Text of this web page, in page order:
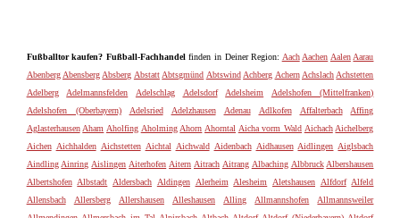
Fußballtor kaufen? Fußball-Fachhandelfinden in Deiner Region: Aach Aachen Aalen Aarau
Abenberg Abensberg Absberg Abstatt Abtsgmünd Abtswind Achberg Achern Achslach Achstetten
Adelberg
Adelmannsfelden Adelschlag Adelsdorf Adelsheim
Adelshofen (Mittelfranken)
Adelshofen (Oberbayern)
Adelsried Adelzhausen Adenau Adlkofen Affalterbach
Affing
Aglasterhausen Aham Aholfing Aholming Ahorn Ahorntal Aicha vorm Wald Aichach Aichelberg
Aichen Aichhalden Aichstetten Aichtal Aichwald Aidenbach Aidhausen Aidlingen Aiglsbach
Aindling Ainring Aislingen Aiterhofen Aitern Aitrach Aitrang Albaching Albbruck Albershausen
Albertshofen Albstadt Aldersbach Aldingen Alerheim Alesheim Aletshausen Alfdorf Alfeld
Allensbach
Allersberg Allershausen Alleshausen Alling Allmannshofen
Allmannsweiler